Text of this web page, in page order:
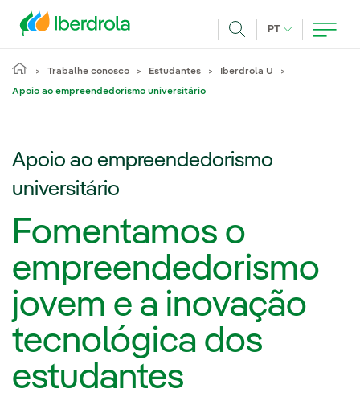
PT IDIOMA ATUAL,
Trabalhe conosco Estudantes Iberdrola U
Apoio ao empreendedorismo universitário
Apoio ao empreendedorismo
universitário
Fomentamos o
empreendedorismo
jovem e a inovação
tecnológica dos
estudantes